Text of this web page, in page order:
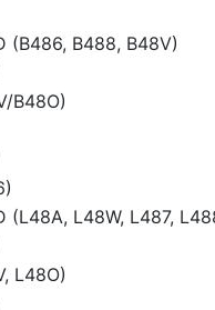
(B486, B488, B48V)
B48O)
(L48A, L48W, L487,
L48O)